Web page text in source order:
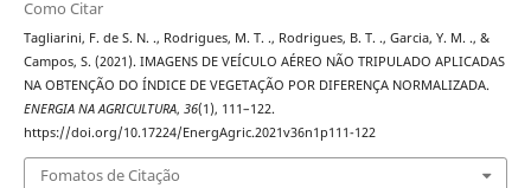
Como Citar
Tagliarini, F. de S. N. ., Rodrigues, M. T. ., Rodrigues, B. T. ., Garcia, Y. M. ., &
Campos, S. (2021). IMAGENS DE VEÍCULO AÉREO NÃO TRIPULADO APLICADAS
NA OBTENÇÃO DO ÍNDICE DE VEGETAÇÃO POR DIFERENÇA NORMALIZADA.
ENERGIA NA AGRICULTURA, 36(1), 111–122.
https://doi.org/10.17224/EnergAgric.2021v36n1p111-122
Fomatos de Citação